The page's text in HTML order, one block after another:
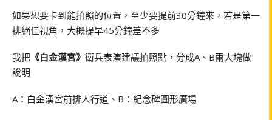
如果想要卡到能拍照的位置，至少要提前30分鐘來，若是第一
排絕佳視角，大概提早45分鐘差不多
我把 《白金漢宮》 衛兵表演建議拍照點，分成A、B兩大塊做
說明
A：白金漢宮前排人行道、B：紀念碑圓形廣場